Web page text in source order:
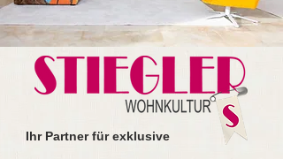
Ihr Partner für exklusive